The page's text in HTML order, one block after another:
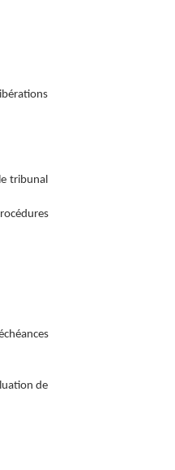
tribunal
de